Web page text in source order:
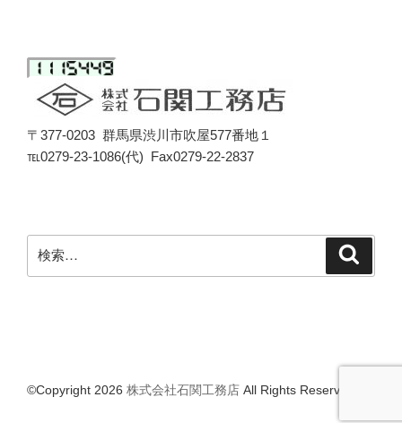
〒377-0203 群馬県渋川市吹屋577番地１
℡0279-23-1086(代) Fax0279-22-2837
索:
©Copyright 2026 株式会社石関工務店 All Rights Reserved.